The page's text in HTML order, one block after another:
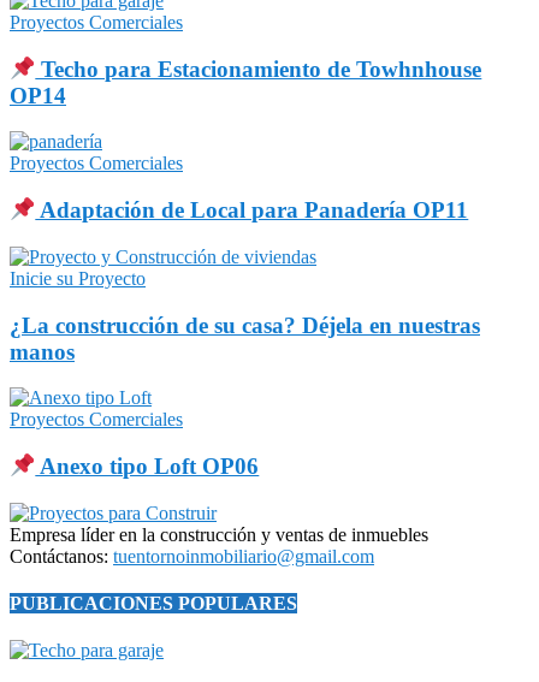
Proyectos Comerciales
Techo para Estacionamiento de Towhnhouse
OP14
Proyectos Comerciales
Adaptación de Local para Panadería OP11
Inicie su Proyecto
¿La construcción de su casa? Déjela en nuestras
manos
Proyectos Comerciales
Anexo tipo Loft OP06
Empresa líder en la construcción y ventas de inmuebles
Contáctanos: tuentornoinmobiliario@gmail.com
PUBLICACIONES POPULARES